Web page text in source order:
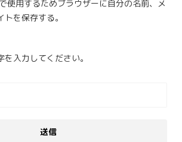
使用するためブラウザーに自分の名前、メ
を保存する。
を入力してください。